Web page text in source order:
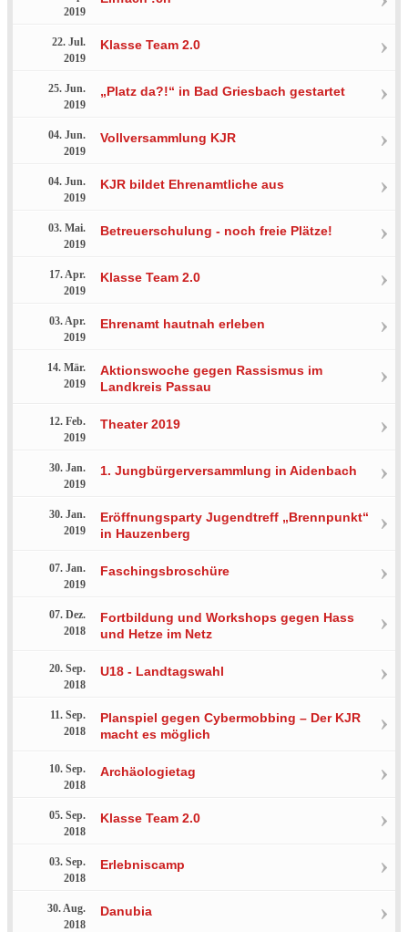
2019
22. Jul.
2019
Klasse Team 2.0
25. Jun.
2019
„Platz da?!“ in Bad Griesbach gestartet
04. Jun.
2019
Vollversammlung KJR
04. Jun.
2019
KJR bildet Ehrenamtliche aus
03. Mai.
2019
Betreuerschulung - noch freie Plätze!
17. Apr.
2019
Klasse Team 2.0
03. Apr.
2019
Ehrenamt hautnah erleben
14. Mär.
2019
Aktionswoche gegen Rassismus im
Landkreis Passau
12. Feb.
2019
Theater 2019
30. Jan.
2019
1. Jungbürgerversammlung in Aidenbach
30. Jan.
2019
Eröffnungsparty Jugendtreff „Brennpunkt“
in Hauzenberg
07. Jan.
2019
Faschingsbroschüre
07. Dez.
2018
Fortbildung und Workshops gegen Hass
und Hetze im Netz
20. Sep.
2018
U18 - Landtagswahl
11. Sep.
2018
Planspiel gegen Cybermobbing – Der KJR
macht es möglich
10. Sep.
2018
Archäologietag
05. Sep.
2018
Klasse Team 2.0
03. Sep.
2018
Erlebniscamp
30. Aug.
2018
Danubia